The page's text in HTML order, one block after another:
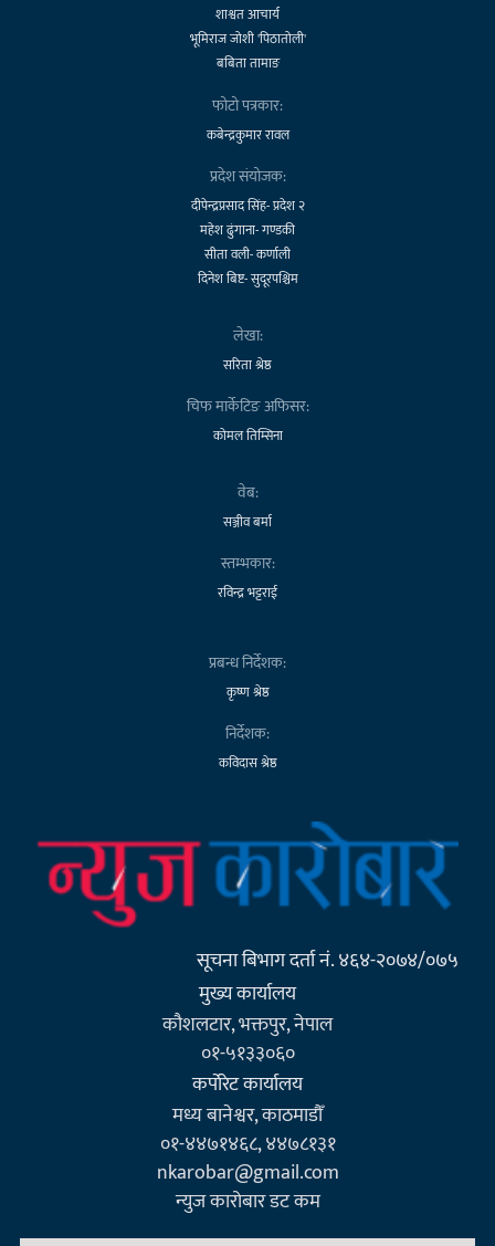
शाश्वत आचार्य
भूमिराज जोशी 'पिठातोली'
बबिता तामाङ
फोटो पत्रकार:
कबेन्द्रकुमार रावल
प्रदेश संयोजक:
दीपेन्द्रप्रसाद सिंह- प्रदेश २
महेश ढुंगाना- गण्डकी
सीता वली- कर्णाली
दिनेश बिष्ट- सुदूरपश्चिम
लेखा:
सरिता श्रेष्ठ
चिफ मार्केटिङ अफिसर:
कोमल तिम्सिना
वेब:
सञ्जीव बर्मा
स्तम्भकार:
रविन्द्र भट्टराई
प्रबन्ध निर्देशक:
कृष्ण श्रेष्ठ
निर्देशक:
कविदास श्रेष्ठ
सूचना बिभाग दर्ता नं. ४६४-२०७४/०७५
मुख्य कार्यालय
कौशलटार, भक्तपुर, नेपाल
०१-५१३३०६०
कर्पाेरेट कार्यालय
मध्य बानेश्वर, काठमाडौँ
०१-४४७१४६८, ४४७८१३१
nkarobar@gmail.com
न्युज कारोबार डट कम